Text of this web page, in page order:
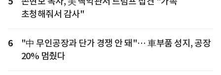
초청해줘서 감사"
6
"中 무인공장과 단가 경쟁 안 돼"… 車부품 성지, 공장
20% 멈췄다